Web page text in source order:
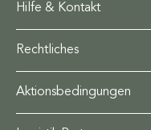
Hilfe & Kontakt
Rechtliches
Aktionsbedingungen